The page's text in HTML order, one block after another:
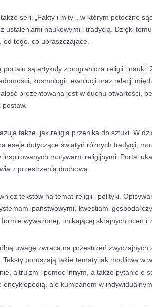
serii „Fakty i mity”, w którym potoczne
ustaleniami naukowymi i tradycją. Dzięki
od tego, co upraszczające.
portalu są artykuły z pogranicza religii i
kosmologii, ewolucji oraz relacji
prezentowana jest w duchu otwartości,
także, jak religia przenika do sztuki. W
eseje dotyczące świątyń różnych tradycji,
inspirowanych motywami religijnymi. Portal
z przestrzenią duchową.
tekstów na temat religii i polityki.
państwowymi, kwestiami
wyważonej, unikającej skrajnych ocen i
uwagę zwraca na przestrzeń zwyczajnych
Teksty poruszają takie tematy jak modlitwa w
altruizm i pomoc innym, a także pytanie o
encyklopedią, ale kumpanem w